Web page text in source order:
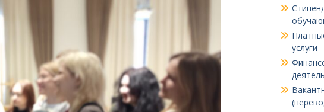
услуги